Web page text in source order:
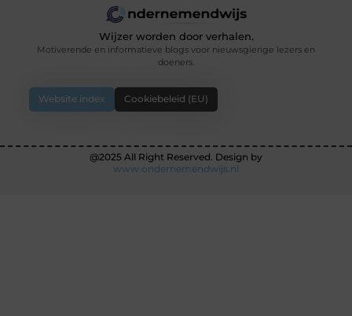
Wijzer worden door verhalen.
Motiverende en informatieve blogs voor nieuwsgierige lezers en
doeners.
Website index Cookiebeleid (EU)
@2025 All Right Reserved. Design by
www.ondernemendwijs.nl